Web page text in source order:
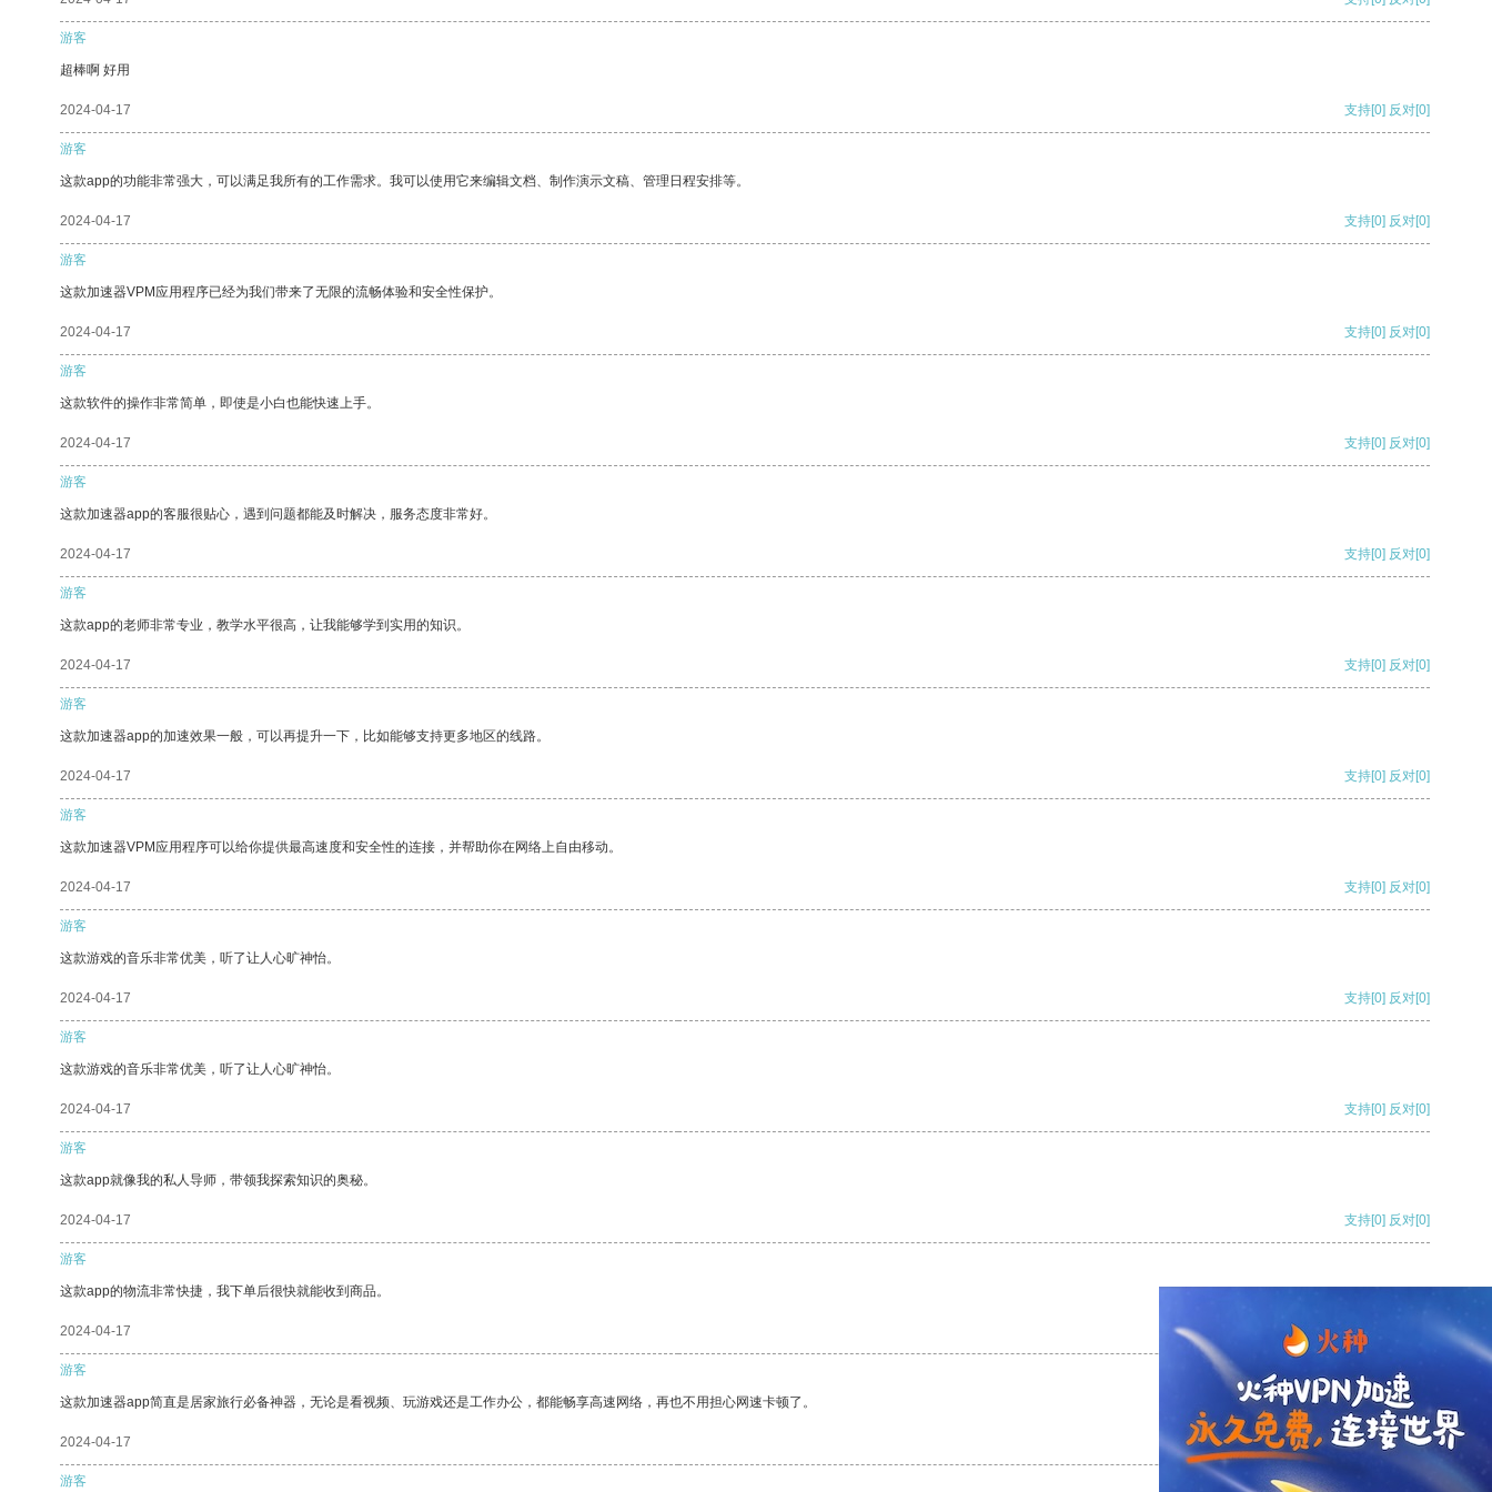
游客
超棒啊 好用
2024-04-17 支持[0] 反对[0]
游客
这款app的功能非常强大，可以满足我所有的工作需求。我可以使用它来编辑文档、制作演示文稿、管理日程安排等。
2024-04-17 支持[0] 反对[0]
游客
这款加速器VPM应用程序已经为我们带来了无限的流畅体验和安全性保护。
2024-04-17 支持[0] 反对[0]
游客
这款软件的操作非常简单，即使是小白也能快速上手。
2024-04-17 支持[0] 反对[0]
游客
这款加速器app的客服很贴心，遇到问题都能及时解决，服务态度非常好。
2024-04-17 支持[0] 反对[0]
游客
这款app的老师非常专业，教学水平很高，让我能够学到实用的知识。
2024-04-17 支持[0] 反对[0]
游客
这款加速器app的加速效果一般，可以再提升一下，比如能够支持更多地区的线路。
2024-04-17 支持[0] 反对[0]
游客
这款加速器VPM应用程序可以给你提供最高速度和安全性的连接，并帮助你在网络上自由移动。
2024-04-17 支持[0] 反对[0]
游客
这款游戏的音乐非常优美，听了让人心旷神怡。
2024-04-17 支持[0] 反对[0]
游客
这款游戏的音乐非常优美，听了让人心旷神怡。
2024-04-17 支持[0] 反对[0]
游客
这款app就像我的私人导师，带领我探索知识的奥秘。
2024-04-17 支持[0] 反对[0]
游客
这款app的物流非常快捷，我下单后很快就能收到商品。
2024-04-17 支持
游客
这款加速器app简直是居家旅行必备神器，无论是看视频、玩游戏还是工作办公，都能畅享高速网络，再也不用担心网速卡顿了。
2024-04-17 支持[0] 反对[0]
游客